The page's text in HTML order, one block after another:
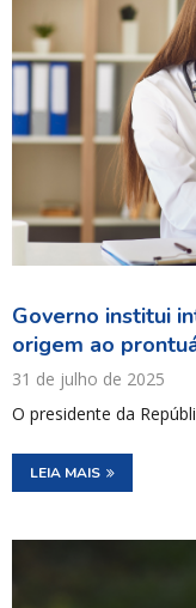
Governo institui
origem ao
31 de julho de 2025
O presidente da
LEIA MAIS